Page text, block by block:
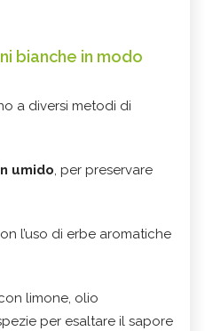
bianche in modo
a diversi metodi di
umido, per preservare
l’uso di erbe aromatiche
limone, olio
per esaltare il sapore